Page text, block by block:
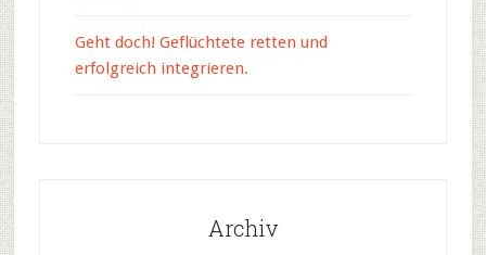
Geht doch! Geflüchtete retten und
erfolgreich integrieren.
Archiv